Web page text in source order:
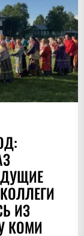
ИЗ
КОМИ